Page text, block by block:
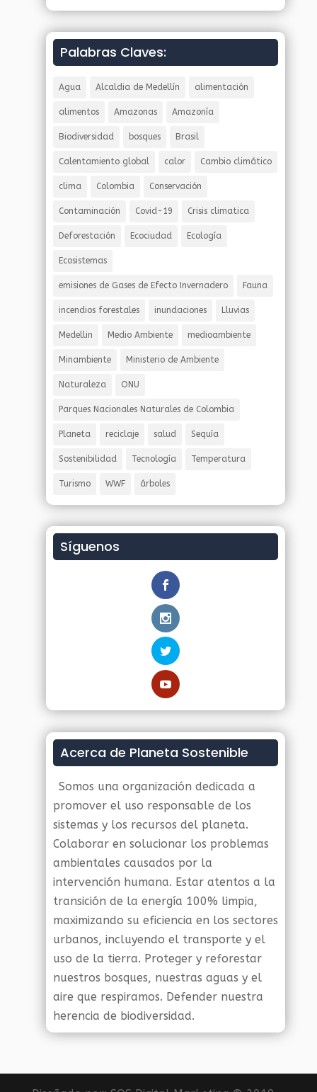
Palabras Claves:
Agua Alcaldia de Medellín alimentación
alimentos Amazonas Amazonía
Biodiversidad bosques Brasil
Calentamiento global calor Cambio climático
clima Colombia Conservación
Contaminación Covid-19 Crisis climatica
Deforestación Ecociudad Ecología
Ecosistemas
emisiones de Gases de Efecto Invernadero Fauna
incendios forestales inundaciones Lluvias
Medellin Medio Ambiente medioambiente
Minambiente Ministerio de Ambiente
Naturaleza ONU
Parques Nacionales Naturales de Colombia
Planeta reciclaje salud Sequía
Sostenibilidad Tecnología Temperatura
Turismo WWF árboles
Síguenos
Acerca de Planeta Sostenible
Somos una organización dedicada a
promover el uso responsable de los
sistemas y los recursos del planeta.
Colaborar en solucionar los problemas
ambientales causados por la
intervención humana. Estar atentos a la
transición de la energía 100% limpia,
maximizando su eficiencia en los sectores
urbanos, incluyendo el transporte y el
uso de la tierra. Proteger y reforestar
nuestros bosques, nuestras aguas y el
aire que respiramos. Defender nuestra
herencia de biodiversidad.